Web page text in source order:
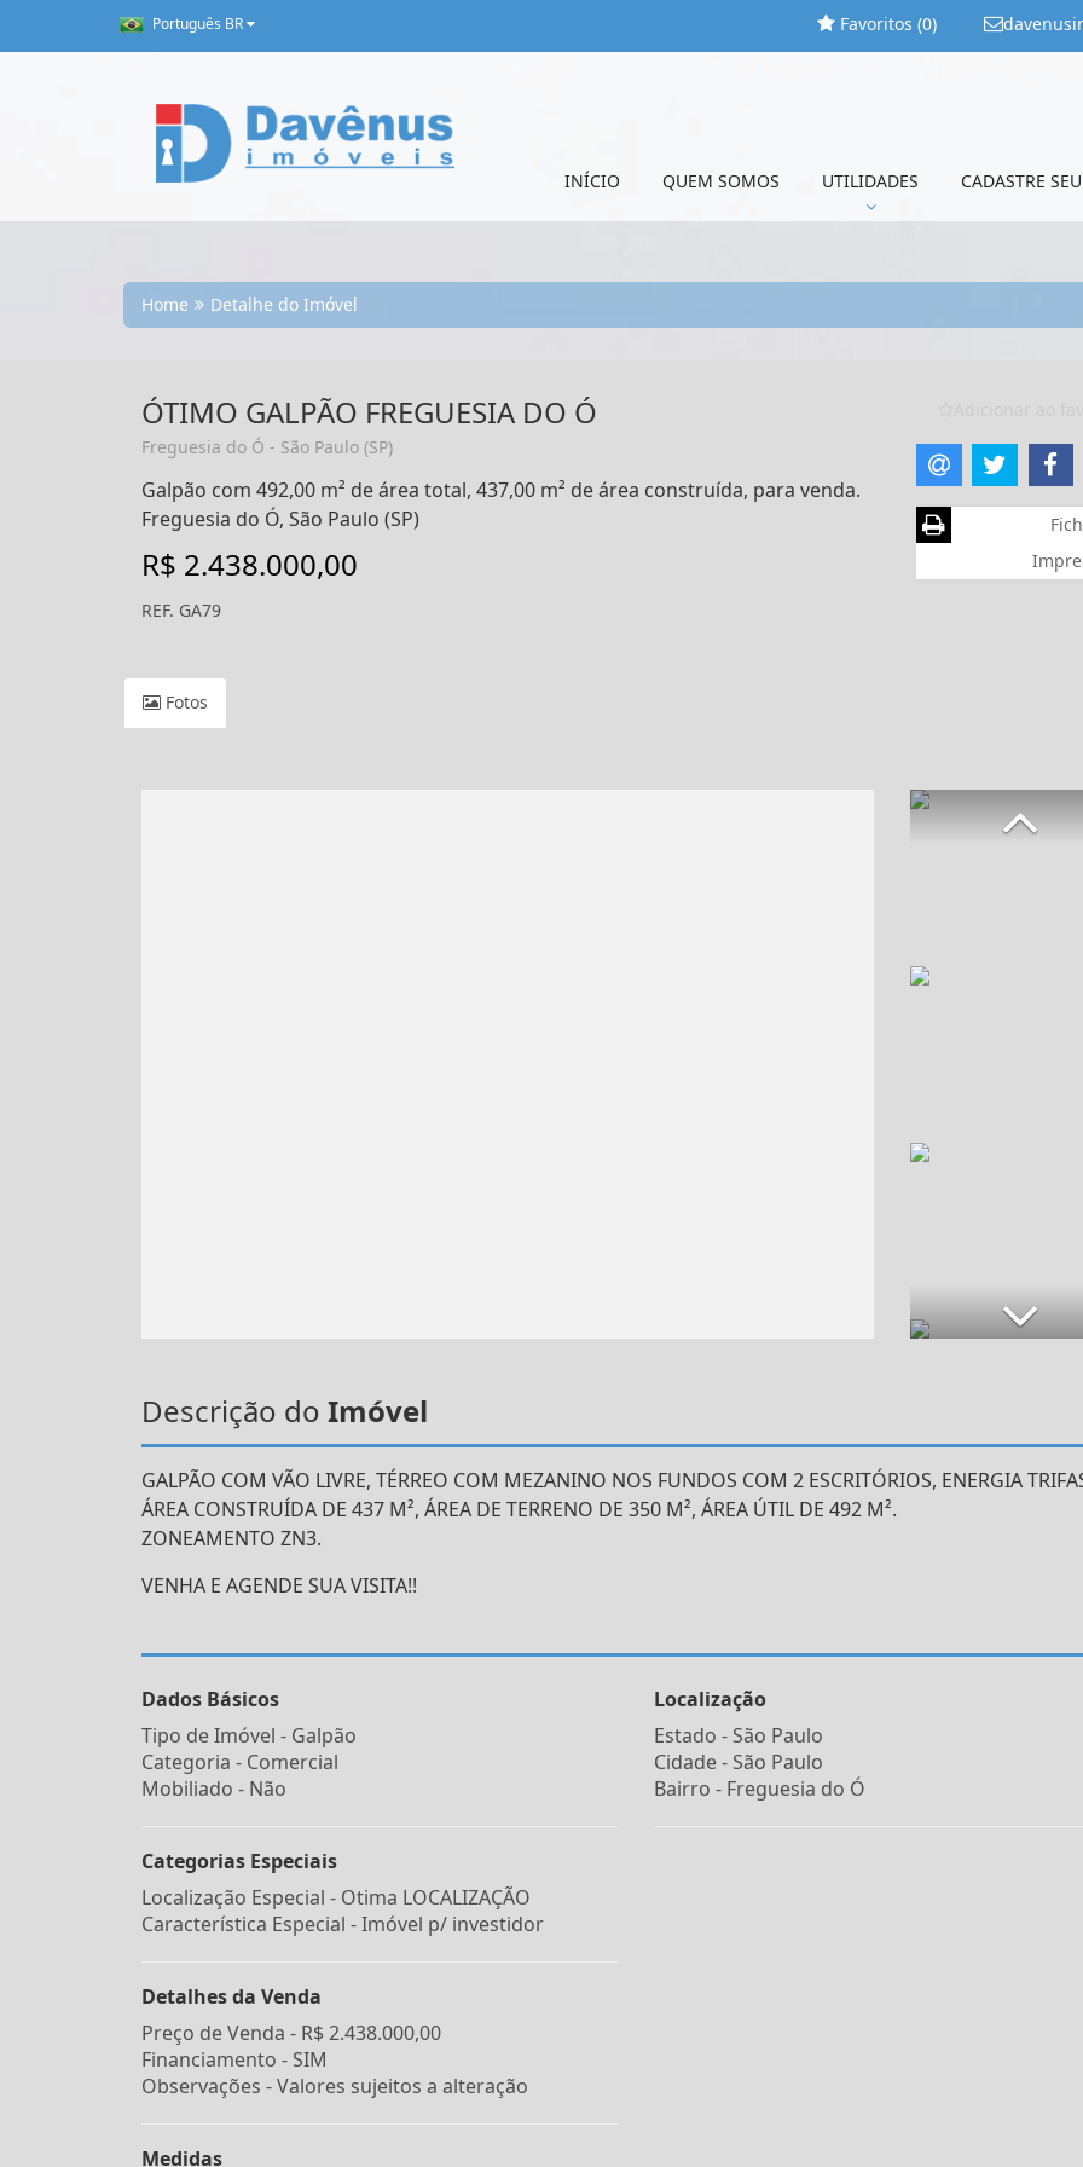
Português BR Favoritos (0)
INÍCIO QUEM SOMOS UTILIDADES CADASTRE
Home Detalhe do Imóvel
ÓTIMO GALPÃO FREGUESIA DO Ó
Freguesia do Ó - São Paulo (SP)
Galpão com 492,00 m² de área total, 437,00 m² de área construída, para venda.
Freguesia do Ó, São Paulo (SP)
R$ 2.438.000,00
REF. GA79
Fotos
Descrição do Imóvel
GALPÃO COM VÃO LIVRE, TÉRREO COM MEZANINO NOS FUNDOS COM 2 ESCRITÓRIOS, ENERGIA
ÁREA CONSTRUÍDA DE 437 M², ÁREA DE TERRENO DE 350 M², ÁREA ÚTIL DE 492 M².
ZONEAMENTO ZN3.
VENHA E AGENDE SUA VISITA!!
Dados Básicos
Tipo de Imóvel - Galpão
Categoria - Comercial
Mobiliado - Não
Categorias Especiais
Localização Especial - Otima LOCALIZAÇÃO
Característica Especial - Imóvel p/ investidor
Detalhes da Venda
Preço de Venda - R$ 2.438.000,00
Financiamento - SIM
Observações - Valores sujeitos a alteração
Medidas
Localização
Estado - São Paulo
Cidade - São Paulo
Bairro - Freguesia do Ó